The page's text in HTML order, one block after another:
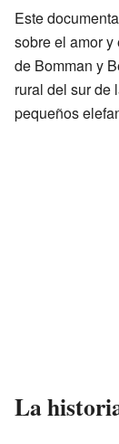
Este
sobre el amor
de Bomman y
rural del sur de
pequeños
La